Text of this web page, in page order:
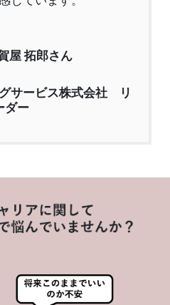
屋 拓郎さん
サービス株式会社 リ
ダー